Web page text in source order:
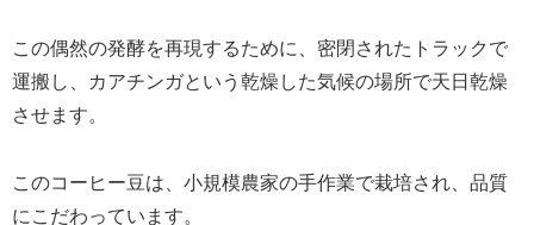
この偶然の発酵を再現するために、密閉されたトラックで
運搬し、カアチンガという乾燥した気候の場所で天日乾燥
させます。
このコーヒー豆は、小規模農家の手作業で栽培され、品質
にこだわっています。